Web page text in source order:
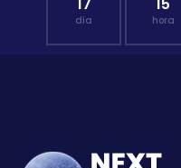
día hora